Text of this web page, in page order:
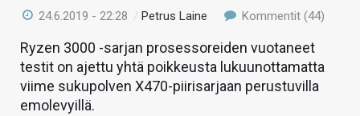
24.6.2019 - 22:28 / Petrus Laine Kommentit (44)
Ryzen 3000 -sarjan prosessoreiden vuotaneet
testit on ajettu yhtä poikkeusta lukuunottamatta
viime sukupolven X470-piirisarjaan perustuvilla
emolevyillä.